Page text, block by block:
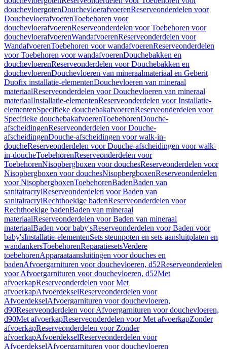
douchevloergotenDouchevloerafvoerenReserveonderdelen voor
DouchevloerafvoerenToebehoren voor
douchevloerafvoerenReserveonderdelen voor Toebehoren voor
douchevloerafvoerenWandafvoerenReserveonderdelen voor
WandafvoerenToebehoren voor wandafvoerenReserveonderdelen
voor Toebehoren voor wandafvoerenDouchebakken en
douchevloerenReserveonderdelen voor Douchebakken en
douchevloerenDouchevloeren van mineraalmateriaal en Geberit
Duofix installatie-elementenDouchevloeren van mineraal
materiaalReserveonderdelen voor Douchevloeren van mineraal
materiaalInstallatie-elementenReserveonderdelen voor Installatie-
elementenSpecifieke douchebakafvoerenReserveonderdelen voor
Specifieke douchebakafvoerenToebehorenDouche-
afscheidingenReserveonderdelen voor Douche-
afscheidingenDouche-afscheidingen voor walk-in-
doucheReserveonderdelen voor Douche-afscheidingen voor walk-
in-doucheToebehorenReserveonderdelen voor
ToebehorenNisopbergboxen voor douchesReserveonderdelen voor
Nisopbergboxen voor douchesNisopbergboxenReserveonderdelen
voor NisopbergboxenToebehorenBadenBaden van
sanitairacrylReserveonderdelen voor Baden van
sanitairacrylRechthoekige badenReserveonderdelen voor
Rechthoekige badenBaden van mineraal
materiaalReserveonderdelen voor Baden van mineraal
materiaalBaden voor baby'sReserveonderdelen voor Baden voor
baby'sInstallatie-elementenSets steunpoten en sets aansluitplaten en
wandankersToebehorenReparatiesetsVerdere
toebehorenApparaataansluitingen voor douches en
badenAfvoergarnituren voor douchevloeren, d52Reserveonderdelen
voor Afvoergarnituren voor douchevloeren, d52Met
afvoerkapReserveonderdelen voor Met
afvoerkapAfvoerdekselReserveonderdelen voor
AfvoerdekselAfvoergarnituren voor douchevloeren,
d90Reserveonderdelen voor Afvoergarnituren voor douchevloeren,
d90Met afvoerkapReserveonderdelen voor Met afvoerkapZonder
afvoerkapReserveonderdelen voor Zonder
afvoerkapAfvoerdekselReserveonderdelen voor
AfvoerdekselAfvoergarnituren voor douchevloeren